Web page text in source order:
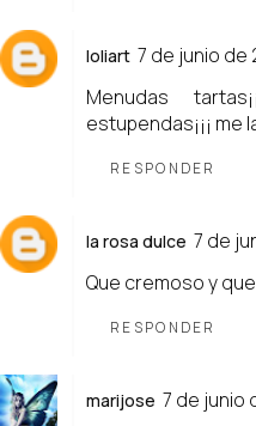
loliart 7 de junio de
Menudas
estupendas¡¡¡ me
RESPONDER
la rosa dulce 7 de
Que cremoso y
RESPONDER
marijose 7 de junio